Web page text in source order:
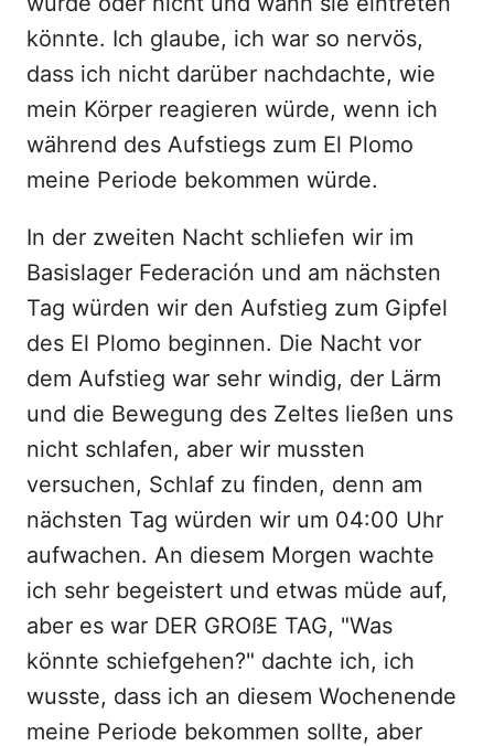
könnte. Ich glaube, ich war so nervös,
dass ich nicht darüber nachdachte, wie
mein Körper reagieren würde, wenn ich
während des Aufstiegs zum El Plomo
meine Periode bekommen würde.
In der zweiten Nacht schliefen wir im
Basislager Federación und am nächsten
Tag würden wir den Aufstieg zum Gipfel
des El Plomo beginnen. Die Nacht vor
dem Aufstieg war sehr windig, der Lärm
und die Bewegung des Zeltes ließen uns
nicht schlafen, aber wir mussten
versuchen, Schlaf zu finden, denn am
nächsten Tag würden wir um 04:00 Uhr
aufwachen. An diesem Morgen wachte
ich sehr begeistert und etwas müde auf,
aber es war DER GROßE TAG, "Was
könnte schiefgehen?" dachte ich, ich
wusste, dass ich an diesem Wochenende
meine Periode bekommen sollte, aber